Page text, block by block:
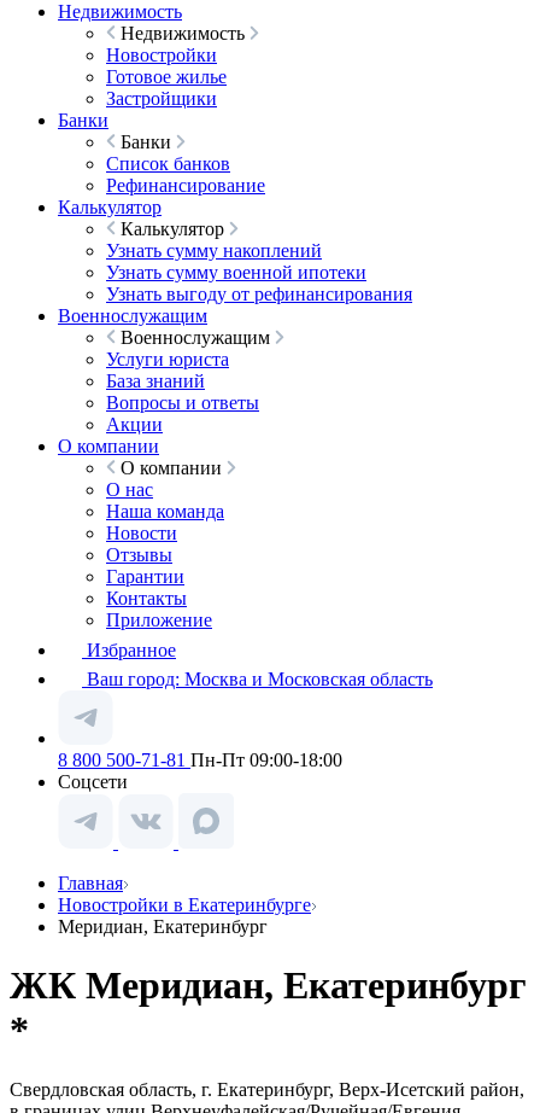
Недвижимость
Недвижимость
Новостройки
Готовое жилье
Застройщики
Банки
Банки
Список банков
Рефинансирование
Калькулятор
Калькулятор
Узнать сумму накоплений
Узнать сумму военной ипотеки
Узнать выгоду от рефинансирования
Военнослужащим
Военнослужащим
Услуги юриста
База знаний
Вопросы и ответы
Акции
О компании
О компании
О нас
Наша команда
Новости
Отзывы
Гарантии
Контакты
Приложение
Избранное
Ваш город: Москва и Московская область
8 800 500-71-81 Пн-Пт 09:00-18:00
Соцсети
Главная
Новостройки в Екатеринбурге
Меридиан, Екатеринбург
ЖК Меридиан, Екатеринбург
*
Свердловская область, г. Екатеринбург, Верх-Исетский район,